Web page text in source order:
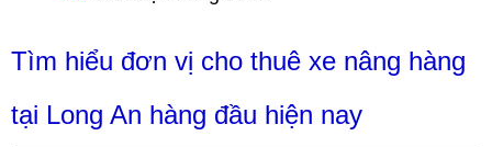
Tìm hiểu đơn vị cho thuê xe nâng hàng
tại Long An hàng đầu hiện nay